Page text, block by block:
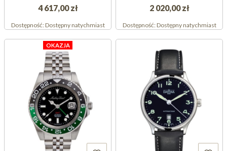
4 617,00 zł
Dostępność:Dostępny natychmiast
2 020,00 zł
Dostępność:Dostępny natychmiast
OKAZJA